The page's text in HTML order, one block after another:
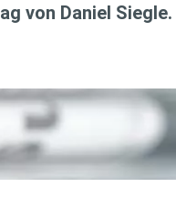
von Daniel Siegle.